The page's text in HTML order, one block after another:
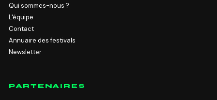
Qui sommes-nous ?
L'équipe
Contact
Annuaire des festivals
Newsletter
PARTENAIRES